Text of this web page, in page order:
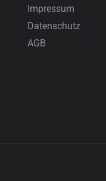
Impressum
Datenschutz
AGB